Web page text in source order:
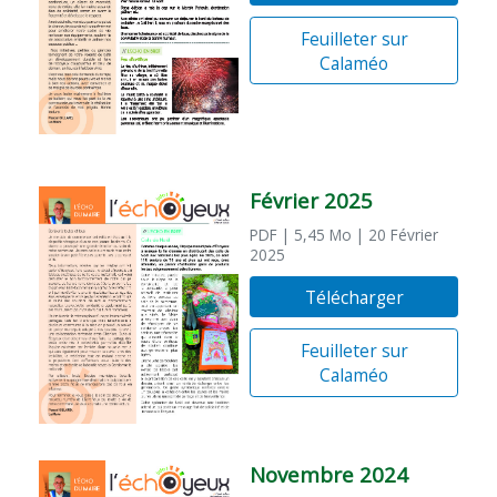
Feuilleter sur
Calaméo
Février 2025
PDF | 5,45 Mo | 20 Février
2025
Télécharger
Feuilleter sur
Calaméo
Novembre 2024